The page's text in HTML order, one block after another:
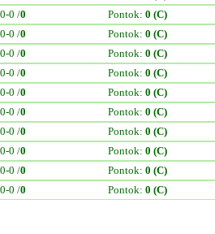
0 /0 Pontok: 0 (C)
0 /0 Pontok: 0 (C)
0 /0 Pontok: 0 (C)
0 /0 Pontok: 0 (C)
0 /0 Pontok: 0 (C)
0 /0 Pontok: 0 (C)
0 /0 Pontok: 0 (C)
0 /0 Pontok: 0 (C)
0 /0 Pontok: 0 (C)
0 /0 Pontok: 0 (C)